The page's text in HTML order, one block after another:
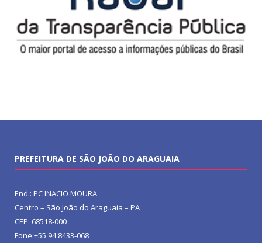
PREFEITURA DE SÃO JOÃO DO ARAGUAIA
End.: PC INACIO MOURA
Centro – São João do Araguaia – PA
CEP: 68518-000
Fone:+55 94 8433-068